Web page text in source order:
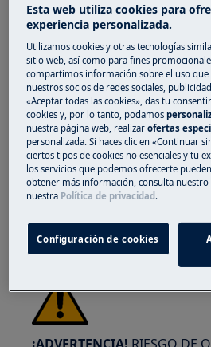
¡ADVERTENCIA!RIESGO DE
OCULARES
Use gafas de seguridad si
mantenimiento o reparación
muelles.
Esta web utiliza cookies para
experiencia personalizada.
Utilizamos cookies y otras tecnologías
sitio web, así como para fines
compartimos información sobre el uso que
nuestros socios de redes sociales,
«Aceptar todas las cookies», das tu
cookies y, por lo tanto, podamos
nuestra página web, realizarofertas
personalizada. Si haces clic en «Continuar
ciertos tipos de cookies no esenciales y tu
los servicios que podemos ofrecerte
obtener más información, consulta nuestro
nuestra Política de privacidad.
Configuración de cookies